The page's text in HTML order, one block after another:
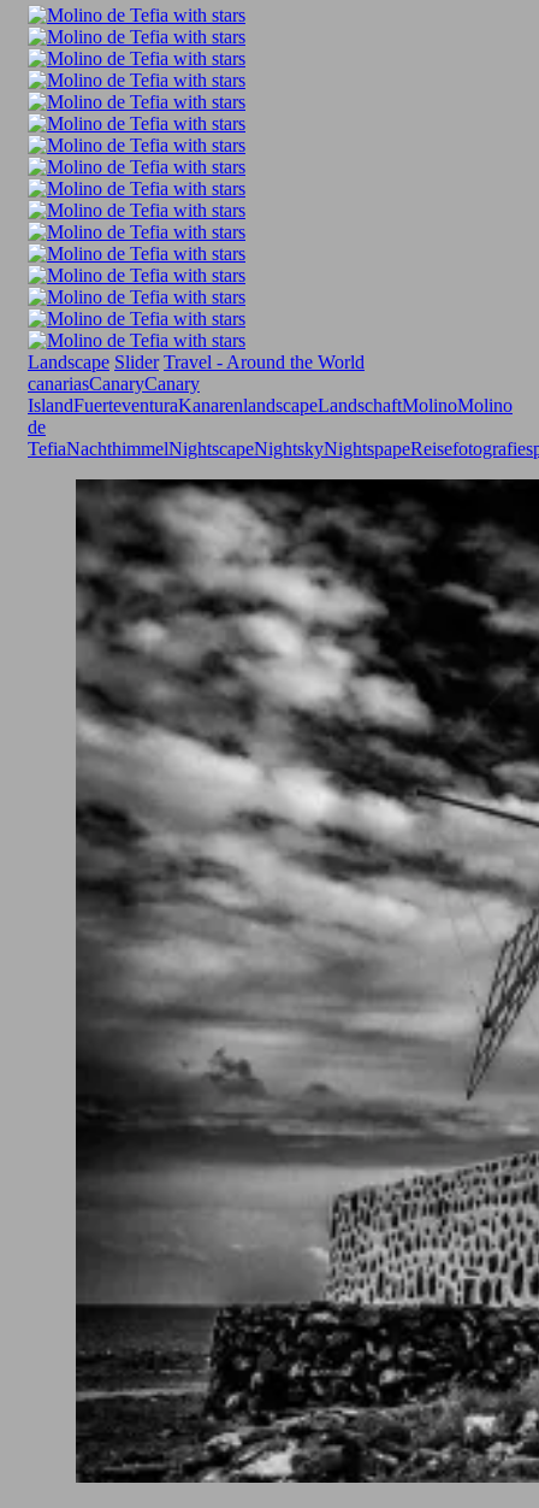
Landscape Slider Travel - Around the World
canariasCanaryCanary
IslandFuerteventuraKanarenlandscapeLandschaftMolinoMolino
de
TefiaNachthimmelNightscapeNightskyNightspapeReisefotografie